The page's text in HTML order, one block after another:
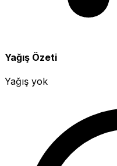
Yağış Özeti
Yağış yok